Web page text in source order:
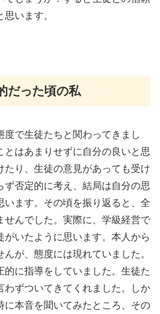
います。
だった頃の私
で生徒たちと関わってきまし
とはあまりせずに自分の良いと思
たり、生徒の意見があっても受け
ず否定的に考え、結局は自分の思
います。その頃を振り返ると、全
せんでした。実際に、学級経営で
がいたように思います。本人から
が、態度には現れていました。
的に指導をしていました。生徒た
わずついてきてくれました。しか
に本音を聞いてみたところ、その